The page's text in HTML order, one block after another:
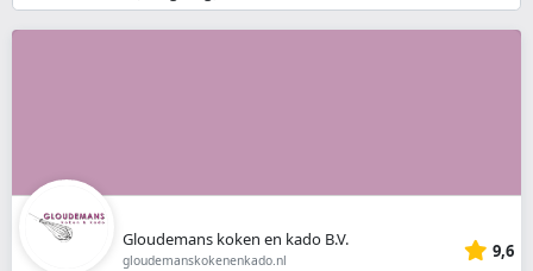
__('Sort')
}}
Gloudemans koken en kado B.V.
gloudemanskokenenkado.nl 9,6